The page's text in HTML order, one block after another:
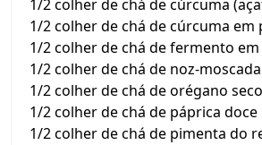
1/2 colher de chá de cúrcuma
1/2 colher de chá de cúrcuma em
1/2 colher de chá de fermento
1/2 colher de chá de noz-moscada
1/2 colher de chá de orégano seco
1/2 colher de chá de páprica doce
1/2 colher de chá de pimenta do